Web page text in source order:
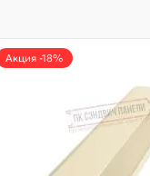
Акция -18%